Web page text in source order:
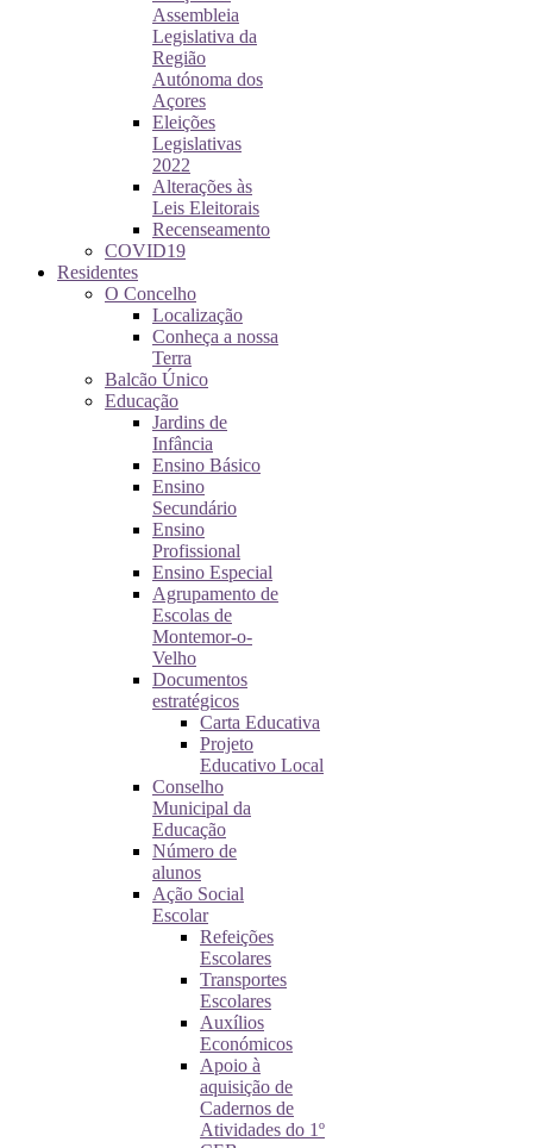
Assembleia
Legislativa da
Região
Autónoma dos
Açores
Eleições
Legislativas
2022
Alterações às
Leis Eleitorais
Recenseamento
COVID19
Residentes
O Concelho
Localização
Conheça a nossa
Terra
Balcão Único
Educação
Jardins de
Infância
Ensino Básico
Ensino
Secundário
Ensino
Profissional
Ensino Especial
Agrupamento de
Escolas de
Montemor-o-
Velho
Documentos
estratégicos
Carta Educativa
Projeto
Educativo Local
Conselho
Municipal da
Educação
Número de
alunos
Ação Social
Escolar
Refeições
Escolares
Transportes
Escolares
Auxílios
Económicos
Apoio à
aquisição de
Cadernos de
Atividades do 1º